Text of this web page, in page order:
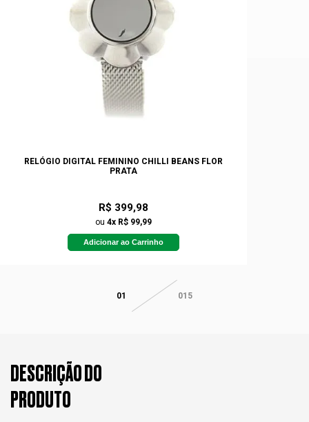
RELÓGIO DIGITAL FEMININO CHILLI BEANS FLOR
PRATA
R$ 399,98
ou 4x R$ 99,99
Adicionar ao Carrinho
01 015
DESCRIÇÃO DO
PRODUTO